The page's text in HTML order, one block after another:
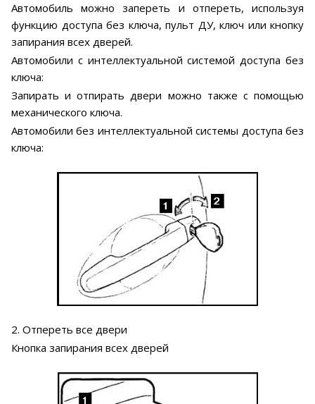
Автомобиль можно запереть и отпереть, используя
функцию доступа без ключа, пульт ДУ, ключ или кнопку
запирания всех дверей.
Автомобили с интеллектуальной системой доступа без
ключа:
Запирать и отпирать двери можно также с помощью
механического ключа.
Автомобили без интеллектуальной системы доступа без
ключа:
2. Отпереть все двери
Кнопка запирания всех дверей